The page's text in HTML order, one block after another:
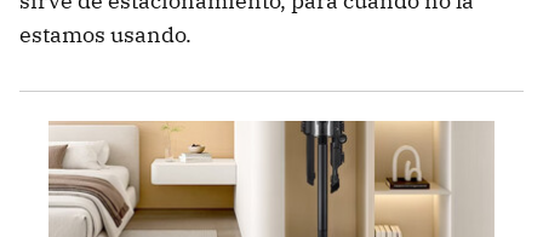
estamos usando.